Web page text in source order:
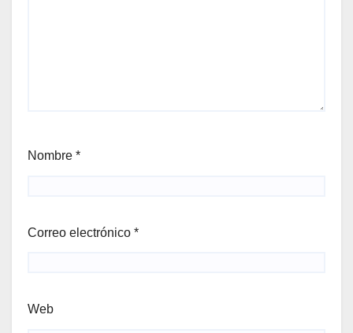
Nombre *
Correo electrónico *
Web